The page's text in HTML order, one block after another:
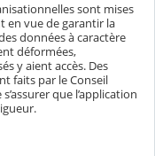
sont mises
en vue de garantir la
données à caractère
déformées,
y aient accès. Des
faits par le Conseil
que l’application